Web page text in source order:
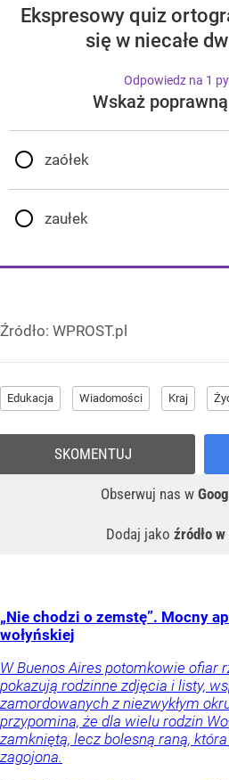
Ekspresowy quiz
się w niecałe
Odpowiedz na 1
Wskaż
zaółek
zaułek
Źródło: WPROST.pl
Edukacja Wiadomości Kraj
Obserwuj nas w
Dodaj jako źródło
SKOMENTUJ
„Nie chodzi o zemstę”. Mocny
wołyńskiej
W Buenos Aires potomkowie ofiar
pokazują rodzinne zdjęcia i listy,
zamordowanych z niezwykłym
przypomina, że dla wielu rodzin
zamkniętą, lecz bolesną raną, która
zagojona.